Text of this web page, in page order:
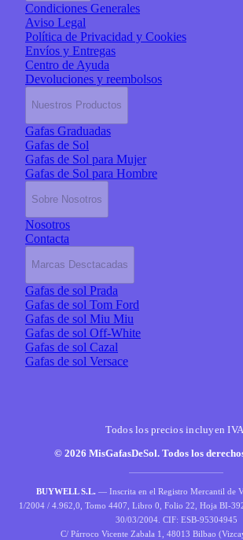
Condiciones Generales
Aviso Legal
Política de Privacidad y Cookies
Envíos y Entregas
Centro de Ayuda
Devoluciones y reembolsos
Nuestros Productos
Gafas Graduadas
Gafas de Sol
Gafas de Sol para Mujer
Gafas de Sol para Hombre
Sobre Nosotros
Nosotros
Contacta
Marcas Desctacadas
Gafas de sol Prada
Gafas de sol Tom Ford
Gafas de sol Miu Miu
Gafas de sol Off-White
Gafas de sol Cazal
Gafas de sol Versace
Todos los precios incluyen IVA.
© 2026 MisGafasDeSol. Todos los
BUYWELL S.L. — Inscrita en el Registro Mercantil de
1/2004 / 4.962,0, Tomo 4407, Libro 0, Folio 22, Hoja BI-
30/03/2004. CIF: ESB-95304945
C/ Párroco Vicente Zabala 1, 48013 Bilbao